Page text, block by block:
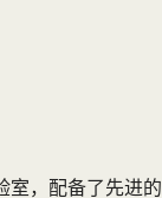
室，配备了先进的